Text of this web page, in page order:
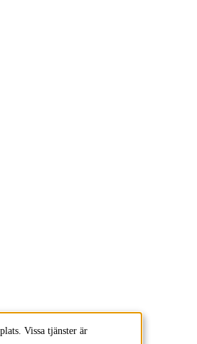
Vissa tjänster är